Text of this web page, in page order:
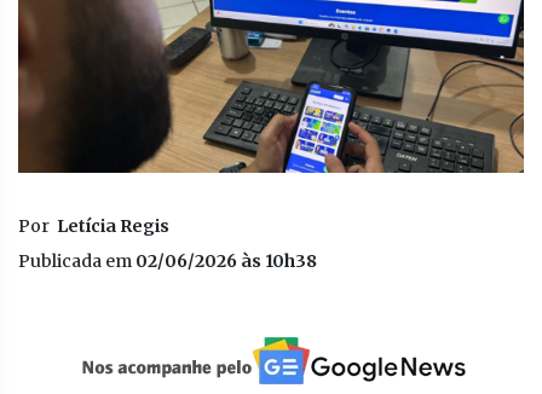
Por Letícia Regis
Publicada em 02/06/2026 às 10h38